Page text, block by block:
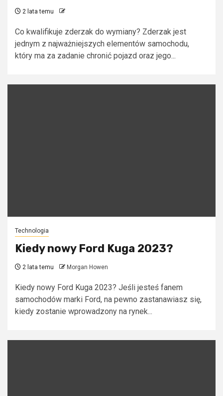
2 lata temu
Co kwalifikuje zderzak do wymiany? Zderzak jest
jednym z najważniejszych elementów samochodu,
który ma za zadanie chronić pojazd oraz jego...
Technologia
Kiedy nowy Ford Kuga 2023?
2 lata temu Morgan Howen
Kiedy nowy Ford Kuga 2023? Jeśli jesteś fanem
samochodów marki Ford, na pewno zastanawiasz się,
kiedy zostanie wprowadzony na rynek...